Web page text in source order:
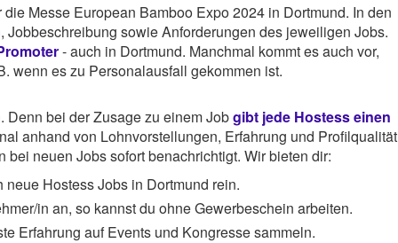
Messe European Bamboo Expo 2024 in Dortmund. In den
sowie Anforderungen des jeweiligen Jobs.
- auch in Dortmund. Manchmal kommt es auch vor,
wenn es zu Personalausfall gekommen ist.
Denn bei der Zusage zu einem Jobgibt jede Hostess einen
anhand von Lohnvorstellungen, Erfahrung und Profilqualität
neuen Jobs sofort benachrichtigt. Wir bieten dir:
Hostess Jobs in Dortmund rein.
in an, so kannst du ohne Gewerbeschein arbeiten.
Erfahrung auf Events und Kongresse sammeln.